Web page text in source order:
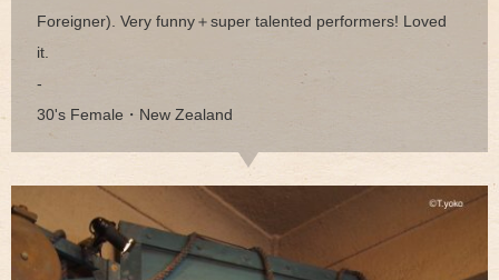
Foreigner). Very funny＋super talented performers! Loved
it.
-
30's Female・New Zealand